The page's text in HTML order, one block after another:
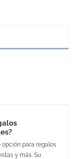
para regalos
y más. Su